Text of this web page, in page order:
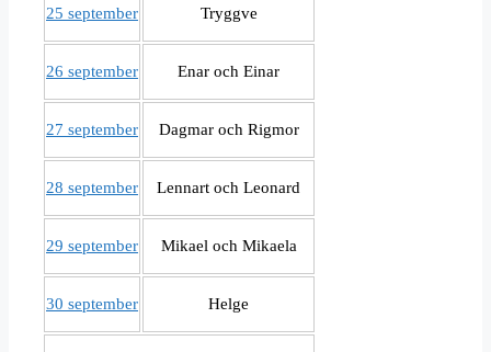
25 september Tryggve
26 september Enar och Einar
27 september Dagmar och Rigmor
28 september Lennart och Leonard
29 september Mikael och Mikaela
30 september Helge